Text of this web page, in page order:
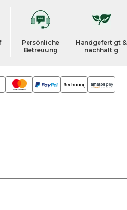
Persönliche
Betreuung
Handgefertigt &
nachhaltig